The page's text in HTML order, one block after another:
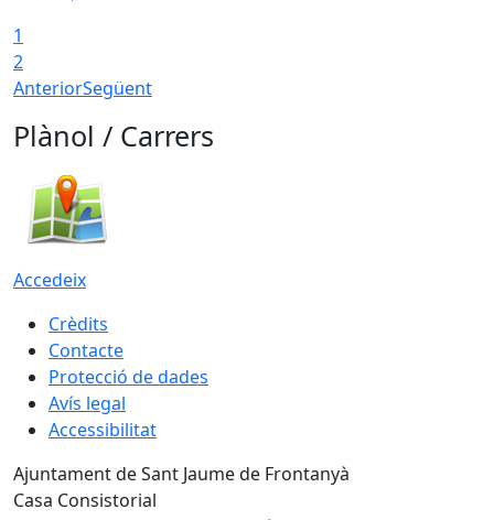
1
2
AnteriorSegüent
Plànol / Carrers
Accedeix
Crèdits
Contacte
Protecció de dades
Avís legal
Accessibilitat
Ajuntament de Sant Jaume de Frontanyà
Casa Consistorial